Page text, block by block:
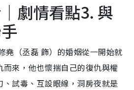
劇情看點3. 與
堯（丞磊 飾）的婚姻從一開始就
而來，他也懷揣自己的復仇與權
、試毒、互設眼線，洞房夜就是